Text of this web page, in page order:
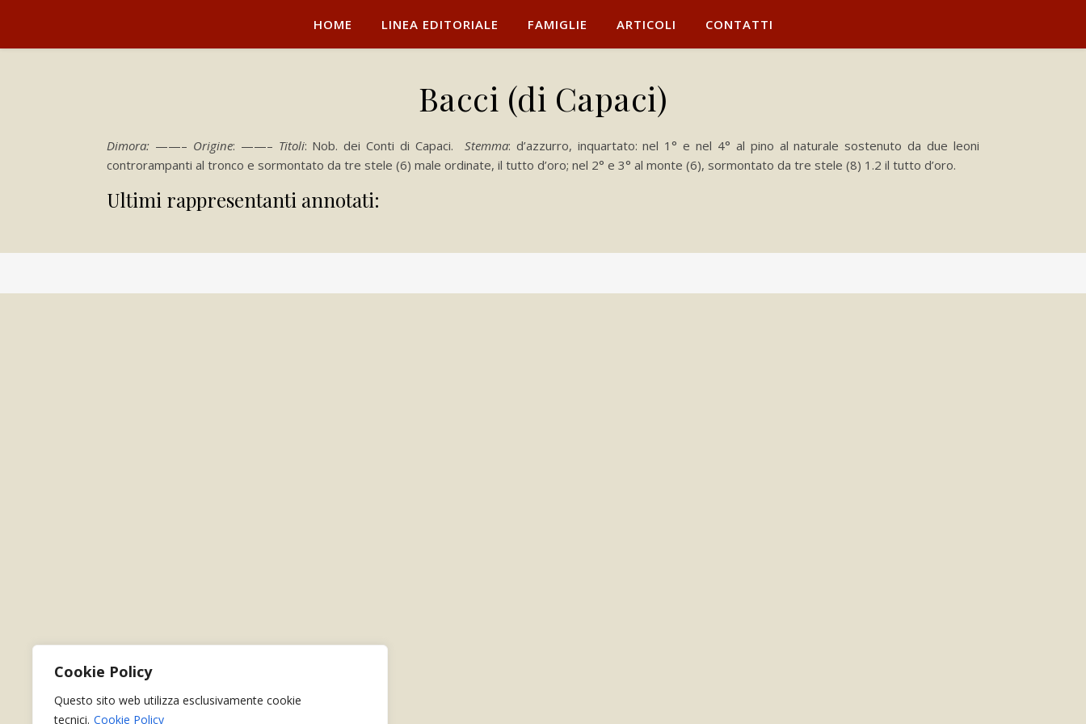
Cookie Policy
Questo sito web utilizza esclusivamente cookie
tecnici. Cookie Policy
HOME LINEA EDITORIALE FAMIGLIE ARTICOLI CONTATTI
Bacci (di Capaci)
Dimora: ——– Origine: ——– Titoli: Nob. dei Conti di Capaci. Stemma: d’azzurro, inquartato: nel 1° e nel 4° al pino al naturale sostenuto da due leoni
controrampanti al tronco e sormontato da tre stele (6) male ordinate, il tutto d’oro; nel 2° e 3° al monte (6), sormontato da tre stele (8) 1.2 il tutto d’oro.
Ultimi rappresentanti annotati: